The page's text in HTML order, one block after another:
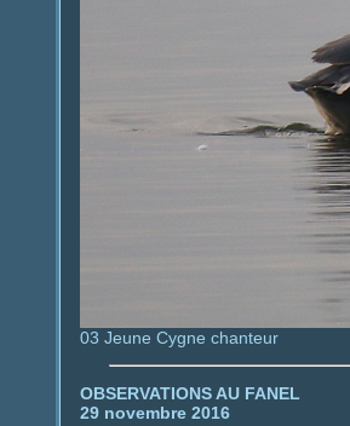
03 Jeune Cygne chanteur
OBSERVATIONS AU FANEL
29 novembre 2016